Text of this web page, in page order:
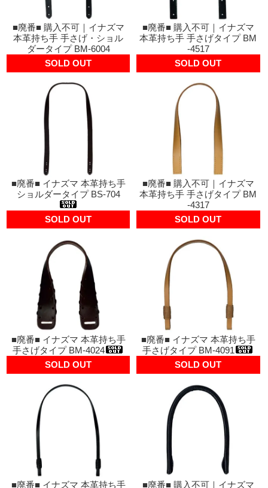
■廃番■ 購入不可｜イナズマ
本革持ち手 手さげ・ショル
ダータイプ BM-6004
SOLD OUT
■廃番■ 購入不可｜イナズマ
本革持ち手 手さげタイプ BM
-4517
SOLD OUT
■廃番■ イナズマ 本革持ち手
ショルダータイプ BS-704
SOLD OUT
■廃番■ 購入不可｜イナズマ
本革持ち手 手さげタイプ BM
-4317
SOLD OUT
■廃番■ イナズマ 本革持ち手
手さげタイプ BM-4024
SOLD OUT
■廃番■ イナズマ 本革持ち手
手さげタイプ BM-4091
SOLD OUT
■廃番■ イナズマ 本革持ち手
■廃番■ 購入不可｜イナズマ